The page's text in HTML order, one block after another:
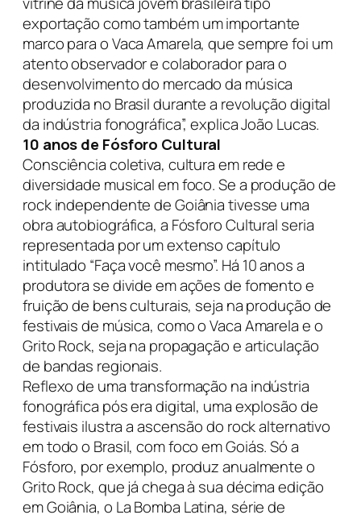
exportação como também um importante
marco para o Vaca Amarela, que sempre foi um
atento observador e colaborador para o
desenvolvimento do mercado da música
produzida no Brasil durante a revolução digital
da indústria fonográfica”, explica João Lucas.
10 anos de Fósforo Cultural
Consciência coletiva, cultura em rede e
diversidade musical em foco. Se a produção de
rock independente de Goiânia tivesse uma
obra autobiográfica, a Fósforo Cultural seria
representada por um extenso capítulo
intitulado “Faça você mesmo”. Há 10 anos a
produtora se divide em ações de fomento e
fruição de bens culturais, seja na produção de
festivais de música, como o Vaca Amarela e o
Grito Rock, seja na propagação e articulação
de bandas regionais.
Reflexo de uma transformação na indústria
fonográfica pós era digital, uma explosão de
festivais ilustra a ascensão do rock alternativo
em todo o Brasil, com foco em Goiás. Só a
Fósforo, por exemplo, produz anualmente o
Grito Rock, que já chega à sua décima edição
em Goiânia, o La Bomba Latina, série de